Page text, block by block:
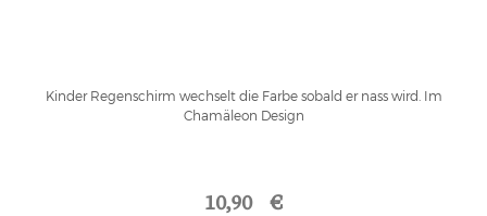
Kinder Regenschirm wechselt die Farbe sobald er nass wird. Im
Chamäleon Design
10,90 €